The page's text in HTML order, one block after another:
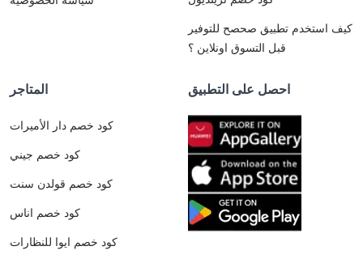
كيف استخدم تطبيق صحصح للتوفير
قبل التسوق اونلاين ؟
المتاجر
كود خصم دار الأميرات
كود خصم جيني
كود خصم قولدن سنت
كود خصم اناس
كود خصم ايوا للنظارات
احصل على التطبيق